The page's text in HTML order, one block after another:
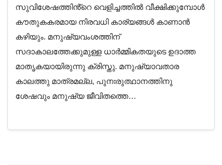
സുവിശേഷത്തിൻ്റെ വെളിച്ചത്തിൽ വീക്ഷിക്കുമ്പോൾ
കൗതുകകരമായ നിരവധി കാര്യങ്ങൾ കാണാൻ
കഴിയും. മനുഷ്യവംശത്തിന്
സദാകാലത്തേക്കുമുള്ള ധാർമ്മികതയുടെ ഉദാത്ത
മാതൃകയായിരുന്നു ക്രിസ്തു. മനുഷ്യാവതാര
കാലത്തു മാത്രമല്ല, പുനഃരുത്ഥാനത്തിനു
ശേഷവും മനുഷ്യ ജീവിതത്തെ…